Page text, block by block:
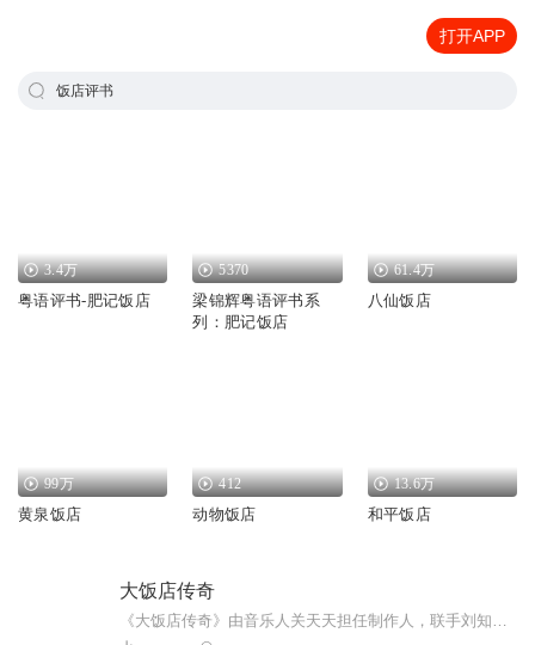
打开APP
饭店评书
3.4万
粤语评书-肥记饭店
5370
梁锦辉粤语评书系
列：肥记饭店
61.4万
八仙饭店
99万
黄泉饭店
412
动物饭店
13.6万
和平饭店
大饭店传奇